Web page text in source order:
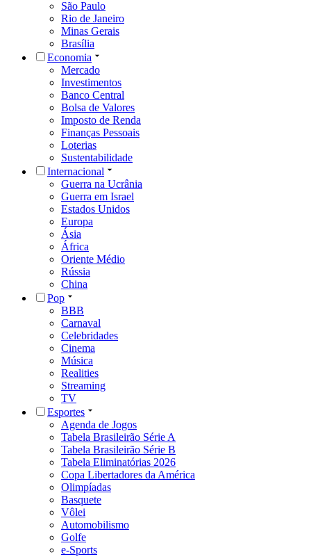
São Paulo
Rio de Janeiro
Minas Gerais
Brasília
Economia
Mercado
Investimentos
Banco Central
Bolsa de Valores
Imposto de Renda
Finanças Pessoais
Loterias
Sustentabilidade
Internacional
Guerra na Ucrânia
Guerra em Israel
Estados Unidos
Europa
Ásia
África
Oriente Médio
Rússia
China
Pop
BBB
Carnaval
Celebridades
Cinema
Música
Realities
Streaming
TV
Esportes
Agenda de Jogos
Tabela Brasileirão Série A
Tabela Brasileirão Série B
Tabela Eliminatórias 2026
Copa Libertadores da América
Olimpíadas
Basquete
Vôlei
Automobilismo
Golfe
e-Sports